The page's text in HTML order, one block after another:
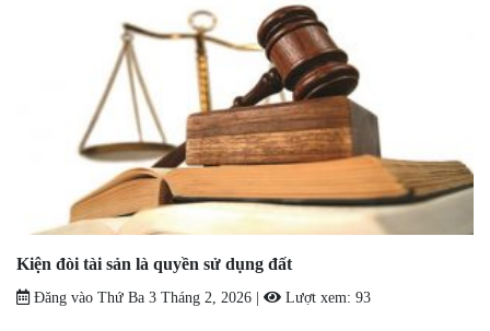
Kiện đòi tài sản là quyền sử dụng đất
Đăng vào Thứ Ba 3 Tháng 2, 2026 | Lượt xem: 93